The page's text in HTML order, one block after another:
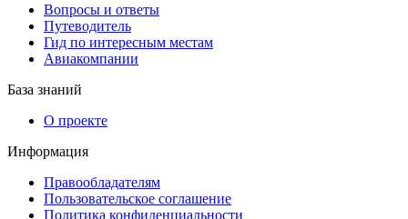
Вопросы и ответы
Путеводитель
Гид по интересным местам
Авиакомпании
База знаний
О проекте
Информация
Правообладателям
Пользовательское соглашение
Политика конфиденциальности